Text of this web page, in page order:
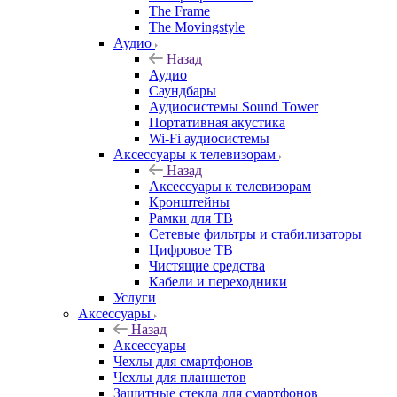
The Frame
The Movingstyle
Аудио
Назад
Аудио
Саундбары
Аудиосистемы Sound Tower
Портативная акустика
Wi-Fi аудиосистемы
Аксессуары к телевизорам
Назад
Аксессуары к телевизорам
Кронштейны
Рамки для ТВ
Сетевые фильтры и стабилизаторы
Цифровое ТВ
Чистящие средства
Кабели и переходники
Услуги
Аксессуары
Назад
Аксессуары
Чехлы для смартфонов
Чехлы для планшетов
Защитные стекла для смартфонов